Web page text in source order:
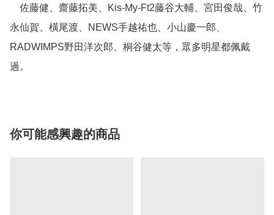
永仙賀、橫尾渡、NEWS手越祐也、小山慶一郎、
RADWIMPS野田洋次郎、桐谷健太等，眾多明星都佩戴
你可能感興趣的商品